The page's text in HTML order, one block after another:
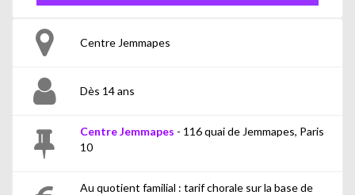
Centre Jemmapes
Dès 14 ans
Centre Jemmapes - 116 quai de Jemmapes, Paris
10
Au quotient familial : tarif chorale sur la base de